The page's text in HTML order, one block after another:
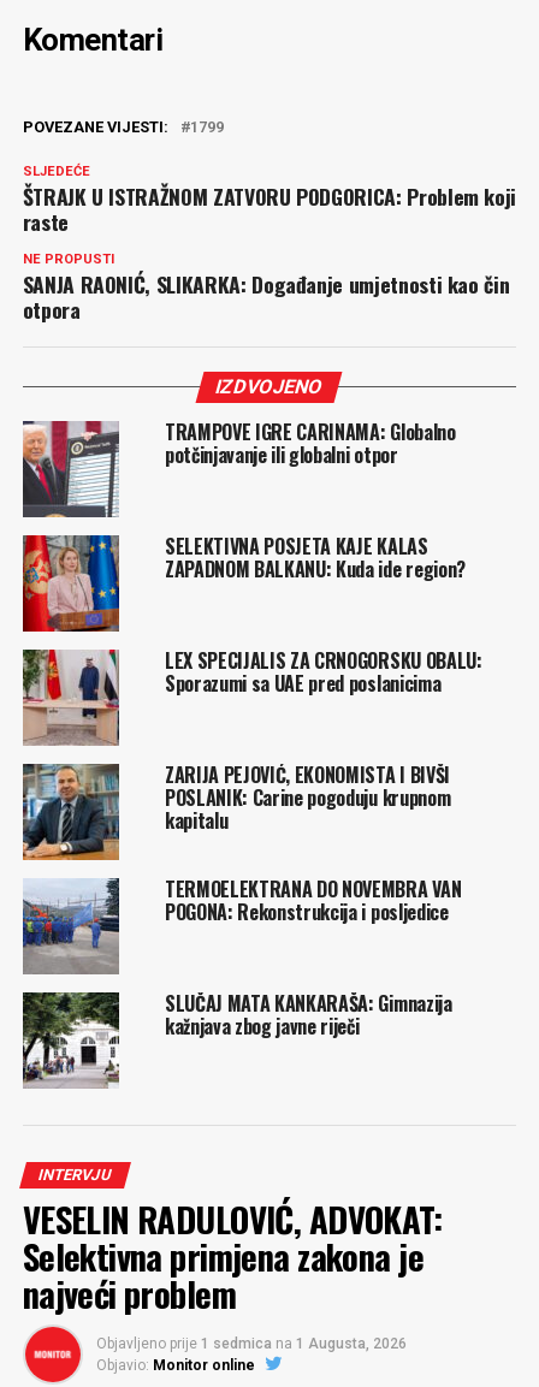
Komentari
POVEZANE VIJESTI: 1799
SLJEDEĆE
ŠTRAJK U ISTRAŽNOM ZATVORU PODGORICA: Problem koji
raste
NE PROPUSTI
SANJA RAONIĆ, SLIKARKA: Događanje umjetnosti kao čin
otpora
IZDVOJENO
TRAMPOVE IGRE CARINAMA: Globalno
potčinjavanje ili globalni otpor
SELEKTIVNA POSJETA KAJE KALAS
ZAPADNOM BALKANU: Kuda ide region?
LEX SPECIJALIS ZA CRNOGORSKU OBALU:
Sporazumi sa UAE pred poslanicima
ZARIJA PEJOVIĆ, EKONOMISTA I BIVŠI
POSLANIK: Carine pogoduju krupnom
kapitalu
TERMOELEKTRANA DO NOVEMBRA VAN
POGONA: Rekonstrukcija i posljedice
SLUČAJ MATA KANKARAŠA: Gimnazija
kažnjava zbog javne riječi
INTERVJU
VESELIN RADULOVIĆ, ADVOKAT:
Selektivna primjena zakona je
najveći problem
Objavljeno prije 1 sedmica na 1 Augusta, 2026
Objavio: Monitor online